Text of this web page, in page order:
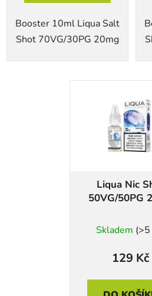
Booster 10ml Liqua Salt
Shot 70VG/30PG 20mg
Liqua Nic
50VG/50PG
Skladem (>5
129 Kč